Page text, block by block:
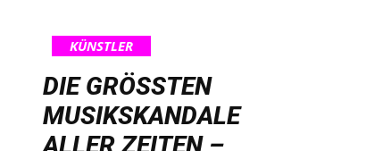
KÜNSTLER
DIE GRÖSSTEN M
USIKSKANDALE A
LLER ZEITEN – V